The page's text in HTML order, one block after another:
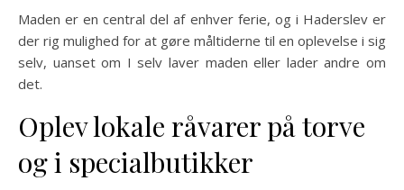
Maden er en central del af enhver ferie, og i Haderslev er
der rig mulighed for at gøre måltiderne til en oplevelse i sig
selv, uanset om I selv laver maden eller lader andre om
det.
Oplev lokale råvarer på torve
og i specialbutikker